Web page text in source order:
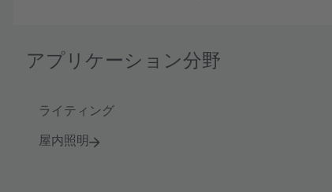
アプリケーション分野
ライティング
屋内照明